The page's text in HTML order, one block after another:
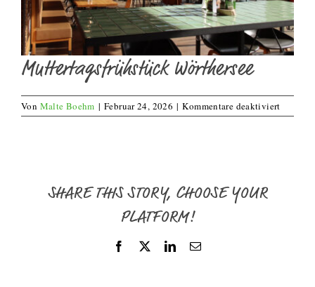
Muttertagsfrühstück Wörthersee
Von Malte Boehm | Februar 24, 2026 | Kommentare deaktiviertfür
SHARE THIS STORY, CHOOSE YOUR
PLATFORM!
Facebook LinkedIn
E-